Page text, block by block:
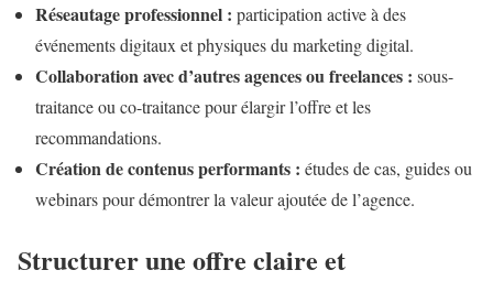
Réseautage professionnel : participation active à des
événements digitaux et physiques du marketing digital.
Collaboration avec d’autres agences ou freelances : sous-
traitance ou co-traitance pour élargir l’offre et les
recommandations.
Création de contenus performants : études de cas, guides ou
webinars pour démontrer la valeur ajoutée de l’agence.
Structurer une offre claire et